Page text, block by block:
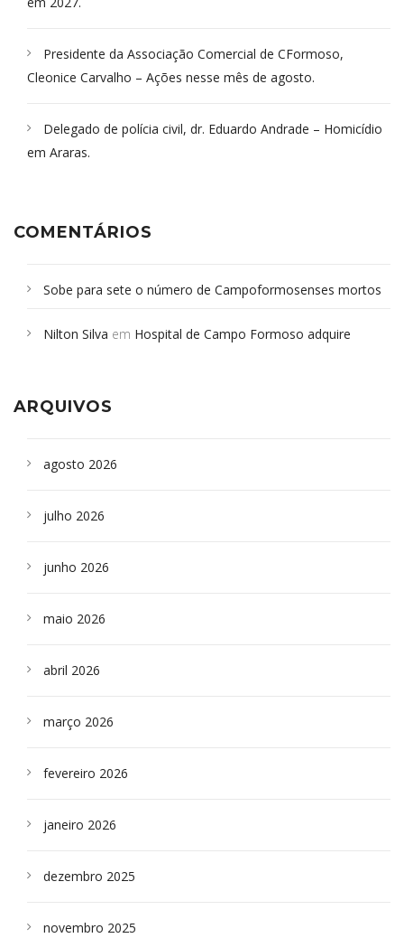
Presidente da Associação Comercial de CFormoso,
Cleonice Carvalho – Ações nesse mês de agosto.
Delegado de polícia civil, dr. Eduardo Andrade – Homicídio
em Araras.
COMENTÁRIOS
Sobe para sete o número de Campoformosenses mortos
Campoformosenses que morreram em desabamentos são
Nilton Silva em Hospital de Campo Formoso adquire
ARQUIVOS
agosto 2026
julho 2026
junho 2026
maio 2026
abril 2026
março 2026
fevereiro 2026
janeiro 2026
dezembro 2025
novembro 2025